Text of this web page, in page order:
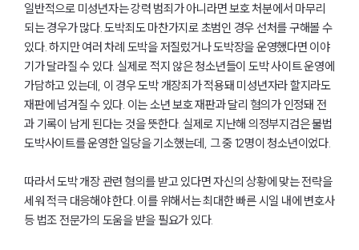
대륜소개
대륜의 강점
기업법무 컨설팅
업무협력·법률자문 기업
오시는 길
글로벌 파트너 로펌
고객의 소리
AI대륜
업무사례
주요 업무사례
기업 인사이트
일반적으로 미성년자는 강력 범죄가 아니라면 보호 처분에서 마무리
되는 경우가 많다. 도박죄도 마찬가지로 초범인 경우 선처를 구해볼 수
있다. 하지만 여러 차례 도박을 저질렀거나 도박장을 운영했다면 이야
기가 달라질 수 있다. 실제로 적지 않은 청소년들이 도박 사이트 운영에
가담하고 있는데, 이 경우 도박 개장죄가 적용돼 미성년자라 할지라도
재판에 넘겨질 수 있다. 이는 소년 보호 재판과 달리 혐의가 인정돼 전
과 기록이 남게 된다는 것을 뜻한다. 실제로 지난해 의정부지검은 불법
도박사이트를 운영한 일당을 기소했는데, 그 중 12명이 청소년이었다.
따라서 도박 개장 관련 혐의를 받고 있다면 자신의 상황에 맞는 전략을
세워 적극 대응해야 한다. 이를 위해서는 최대한 빠른 시일 내에 변호사
등 법조 전문가의 도움을 받을 필요가 있다.